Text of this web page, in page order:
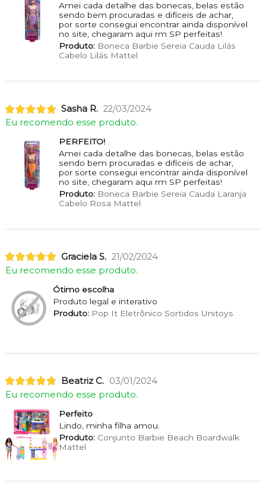
Amei cada detalhe das bonecas, belas estão
sendo bem procuradas e difíceis de achar,
por sorte consegui encontrar ainda disponível
no site, chegaram aqui rm SP perfeitas!
Produto:Boneca Barbie Sereia Cauda Lilás
Cabelo Lilás Mattel
Sasha R. 22/03/2024
Eu recomendo esse produto.
PERFEITO!
Amei cada detalhe das bonecas, belas estão
sendo bem procuradas e difíceis de achar,
por sorte consegui encontrar ainda disponível
no site, chegaram aqui rm SP perfeitas!
Produto:Boneca Barbie Sereia Cauda Laranja
Cabelo Rosa Mattel
Graciela S. 21/02/2024
Eu recomendo esse produto.
Ótimo escolha
Produto legal e interativo
Produto:Pop It Eletrônico Sortidos Unitoys
Beatriz C. 03/01/2024
Eu recomendo esse produto.
Perfeito
Lindo, minha filha amou.
Produto:Conjunto Barbie Beach Boardwalk
Mattel